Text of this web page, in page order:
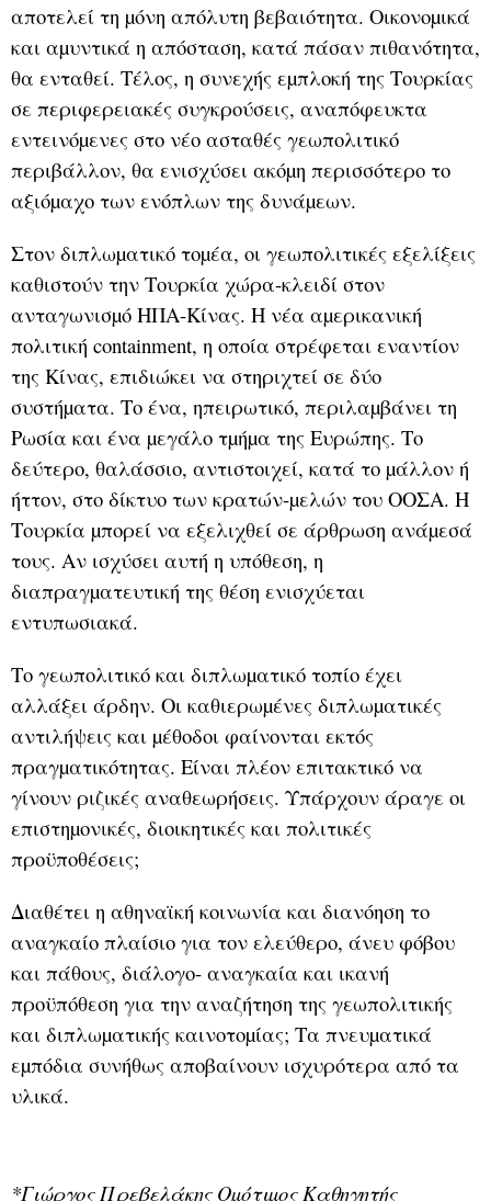
αποτελεί τη µόνη απόλυτη βεβαιότητα. Οικονοµικά
και αµυντικά η απόσταση, κατά πάσαν πιθανότητα,
θα ενταθεί. Τέλος, η συνεχής εµπλοκή της Τουρκίας
σε περιφερειακές συγκρούσεις, αναπόφευκτα
εντεινόµενες στο νέο ασταθές γεωπολιτικό
περιβάλλον, θα ενισχύσει ακόµη περισσότερο το
αξιόµαχο των ενόπλων της δυνάµεων.
Στον διπλωµατικό τοµέα, οι γεωπολιτικές εξελίξεις
καθιστούν την Τουρκία χώρα-κλειδί στον
ανταγωνισµό ΗΠΑ-Κίνας. Η νέα αµερικανική
πολιτική containment, η οποία στρέφεται εναντίον
της Κίνας, επιδιώκει να στηριχτεί σε δύο
συστήµατα. Το ένα, ηπειρωτικό, περιλαµβάνει τη
Ρωσία και ένα µεγάλο τµήµα της Ευρώπης. Το
δεύτερο, θαλάσσιο, αντιστοιχεί, κατά το µάλλον ή
ήττον, στο δίκτυο των κρατών-µελών του ΟΟΣΑ. Η
Τουρκία µπορεί να εξελιχθεί σε άρθρωση ανάµεσά
τους. Αν ισχύσει αυτή η υπόθεση, η
διαπραγµατευτική της θέση ενισχύεται
εντυπωσιακά.
Το γεωπολιτικό και διπλωµατικό τοπίο έχει
αλλάξει άρδην. Οι καθιερωµένες διπλωµατικές
αντιλήψεις και µέθοδοι φαίνονται εκτός
πραγµατικότητας. Είναι πλέον επιτακτικό να
γίνουν ριζικές αναθεωρήσεις. Υπάρχουν άραγε οι
επιστηµονικές, διοικητικές και πολιτικές
προϋποθέσεις;
Διαθέτει η αθηναϊκή κοινωνία και διανόηση το
αναγκαίο πλαίσιο για τον ελεύθερο, άνευ φόβου
και πάθους, διάλογο- αναγκαία και ικανή
προϋπόθεση για την αναζήτηση της γεωπολιτικής
και διπλωµατικής καινοτοµίας; Τα πνευµατικά
εµπόδια συνήθως αποβαίνουν ισχυρότερα από τα
υλικά.
*Γιώργος Πρεβελάκης Οµότιµος Καθηγητής